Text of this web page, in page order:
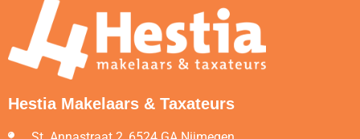
Hestia Makelaars & Taxateurs